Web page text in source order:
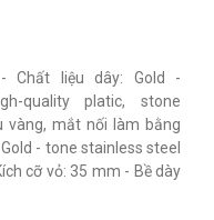
Chất liệu dây: Gold -
quality platic, stone
vàng, mắt nối làm bằng
- tone stainless steel
cỡ vỏ: 35 mm - Bề dày